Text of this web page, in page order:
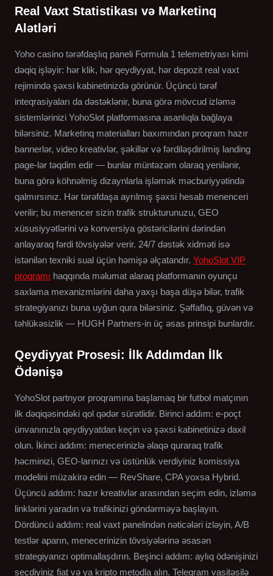
Real Vaxt Statistikası və Marketinq
Alətləri
Yoho casino tərəfdaşlıq paneli Formula 1 telemetriyası kimi
dəqiq işləyir: hər klik, hər qeydiyyat, hər depozit real vaxt
rejimində şəxsi kabinetinizdə görünür. Üçüncü tərəf
inteqrasiyaları da dəstəklənir, buna görə mövcud izləmə
sistemlərinizi YohoSlot platformasına asanlıqla bağlaya
bilərsiniz. Marketinq materialları baxımından proqram hazır
bannerlər, video kreativlər, şəkillər və fərdiləşdirilmiş landing
page-lər təqdim edir — bunlar müntəzəm olaraq yenilənir,
buna görə köhnəlmiş dizaynlarla işləmək məcburiyyətində
qalmırsınız. Hər tərəfdaşa ayrılmış şəxsi hesab menenceri
verilir; bu menencer sizin trafik strukturunuzu, GEO
xüsusiyyətlərini və konversiya göstəricilərini dərindən
anlayaraq fərdi tövsiyələr verir. 24/7 dəstək xidməti isə
istənilən texniki sual üçün həmişə əlçatandır. YohoSlot VIP
proqramı haqqında məlumat alaraq platformanın oyunçu
saxlama mexanizmlərini daha yaxşı başa düşə bilər, trafik
strategiyanızı buna uyğun qura bilərsiniz. Şəffaflıq, güvən və
təhlükəsizlik — HUGH Partners-in üç əsas prinsipi bunlardır.
Qeydiyyat Prosesi: İlk Addımdan İlk
Ödənişə
YohoSlot partnyor proqramına başlamaq bir futbol matçının
ilk dəqiqəsindəki qol qədər sürətlidir. Birinci addım: e-poçt
ünvanınızla qeydiyyatdan keçin və şəxsi kabinetinizə daxil
olun. İkinci addım: menecerinizlə əlaqə quraraq trafik
həcminizi, GEO-larınızı və üstünlük verdiyiniz komissiya
modelini müzakirə edin — RevShare, CPA yoxsa Hybrid.
Üçüncü addım: hazır kreativlər arasından seçim edin, izləmə
linklərini yaradın və trafikinizi göndərməyə başlayın.
Dördüncü addım: real vaxt panelindən nəticələri izləyin, A/B
testlər aparın, menecerinizin tövsiyələrinə əsasən
strategiyanızı optimallaşdırın. Beşinci addım: aylıq ödənişinizi
seçdiyiniz fiat və ya kripto metodla alın. Telegram vasitəsilə